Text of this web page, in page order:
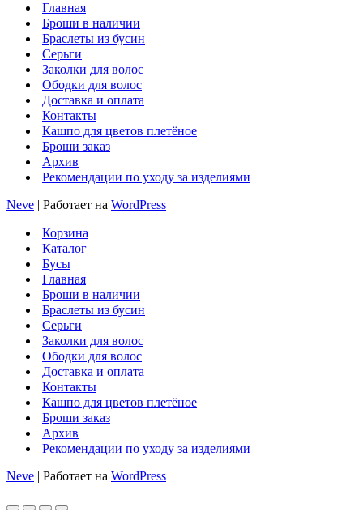
Главная
Броши в наличии
Браслеты из бусин
Серьги
Заколки для волос
Ободки для волос
Доставка и оплата
Контакты
Кашпо для цветов плетёное
Броши заказ
Архив
Рекомендации по уходу за изделиями
Neve | Работает на WordPress
Корзина
Каталог
Бусы
Главная
Броши в наличии
Браслеты из бусин
Серьги
Заколки для волос
Ободки для волос
Доставка и оплата
Контакты
Кашпо для цветов плетёное
Броши заказ
Архив
Рекомендации по уходу за изделиями
Neve | Работает на WordPress
Прокрутка